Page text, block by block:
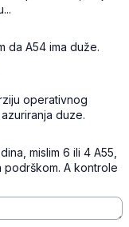
da A54 ima duže.
operativnog
duze.
mislim 6 ili 4 A55,
podrškom. A kontrole